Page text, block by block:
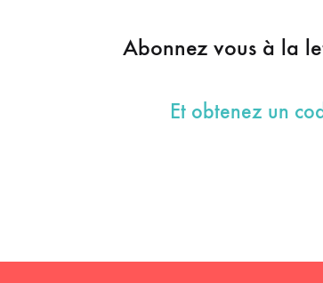
Abonnez vous à la
Et obtenez un